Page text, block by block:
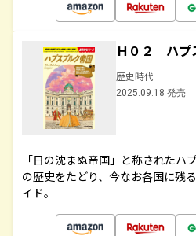
Ｈ０２ ハプ
歴史時代
2025.09.18 発売
「日の沈まぬ帝国」と称されたハ
の歴史をたどり、今なお各国に残
イド。